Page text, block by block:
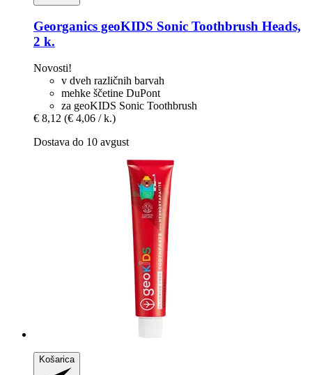
Georganics geoKIDS Sonic Toothbrush Heads,
2 k.
Novosti!
v dveh različnih barvah
mehke ščetine DuPont
za geoKIDS Sonic Toothbrush
€ 8,12 (€ 4,06 / k.)
Dostava do 10 avgust
Košarica